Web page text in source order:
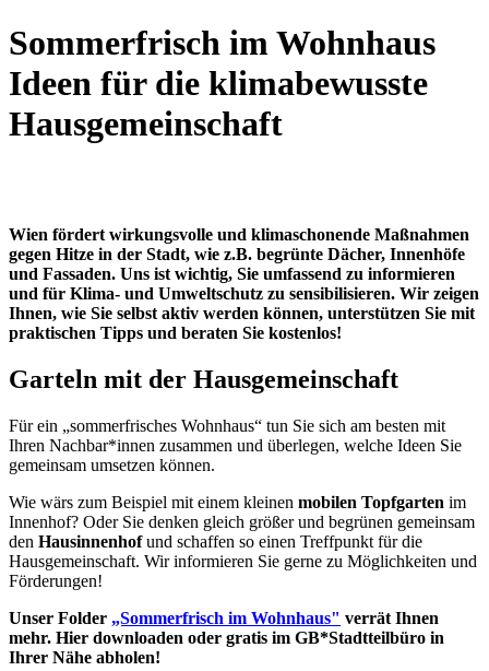
Sommerfrisch im Wohnhaus
Ideen für die klimabewusste
Hausgemeinschaft
Wien fördert wirkungsvolle und klimaschonende Maßnahmen
gegen Hitze in der Stadt, wie z.B. begrünte Dächer, Innenhöfe
und Fassaden. Uns ist wichtig, Sie umfassend zu informieren
und für Klima- und Umweltschutz zu sensibilisieren. Wir zeigen
Ihnen, wie Sie selbst aktiv werden können, unterstützen Sie mit
praktischen Tipps und beraten Sie kostenlos!
Garteln mit der Hausgemeinschaft
Für ein „sommerfrisches Wohnhaus“ tun Sie sich am besten mit
Ihren Nachbar*innen zusammen und überlegen, welche Ideen Sie
gemeinsam umsetzen können.
Wie wärs zum Beispiel mit einem kleinen mobilen Topfgarten im
Innenhof? Oder Sie denken gleich größer und begrünen gemeinsam
den Hausinnenhofund schaffen so einen Treffpunkt für die
Hausgemeinschaft. Wir informieren Sie gerne zu Möglichkeiten und
Förderungen!
Unser Folder „Sommerfrisch im Wohnhaus" verrät Ihnen
mehr. Hier downloaden oder gratis im GB*Stadtteilbüro in
Ihrer Nähe abholen!